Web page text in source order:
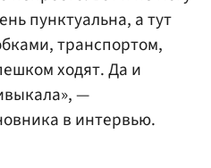
пунктуальна, а тут
транспортом,
ходят. Да и
—
в интервью.